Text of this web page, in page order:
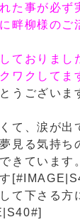
た事が必ず
畔柳様のご
ておりまし
ワクしてま
うございま
て、涙が出
見る気持ち
きています
て下さる方